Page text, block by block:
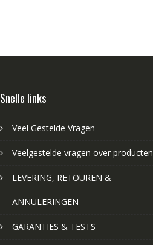
Snelle links
Veel Gestelde Vragen
Veelgestelde vragen over producten
LEVERING, RETOUREN &
ANNULERINGEN
GARANTIES & TESTS